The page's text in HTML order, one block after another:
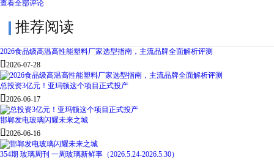
查看全部评论
推荐阅读
2026食品级高温高性能塑料厂家选型指南，主流品牌全面解析评测
2026-07-28
总投资3亿元！亚玛顿这个项目正式投产
2026-06-17
邯郸发电玻璃闪耀未来之城
2026-06-16
354期 玻璃周刊 一周玻璃新鲜事（2026.5.24-2026.5.30）